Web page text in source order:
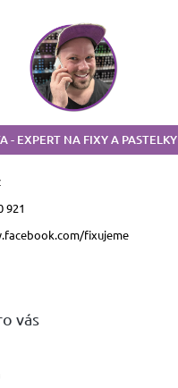
- EXPERT NA FIXY A PASTELKY
921
fixujeme
vás